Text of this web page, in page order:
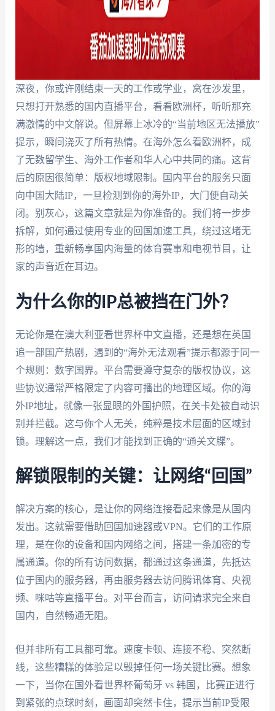
深夜，你或许刚结束一天的工作或学业，窝在沙发里，
只想打开熟悉的国内直播平台，看看欧洲杯，听听那充
满激情的中文解说。但屏幕上冰冷的“当前地区无法播放”
提示，瞬间浇灭了所有热情。在海外怎么看欧洲杯，成
了无数留学生、海外工作者和华人心中共同的痛。这背
后的原因很简单：版权地域限制。国内平台的服务只面
向中国大陆IP，一旦检测到你的海外IP，大门便自动关
闭。别灰心，这篇文章就是为你准备的。我们将一步步
拆解，如何通过使用专业的回国加速工具，绕过这堵无
形的墙，重新畅享国内海量的体育赛事和电视节目，让
家的声音近在耳边。
为什么你的IP总被挡在门外？
无论你是在澳大利亚看世界杯中文直播，还是想在英国
追一部国产热剧，遇到的“海外无法观看”提示都源于同一
个规则：数字国界。平台需要遵守复杂的版权协议，这
些协议通常严格限定了内容可播出的地理区域。你的海
外IP地址，就像一张显眼的外国护照，在关卡处被自动识
别并拦截。这与你个人无关，纯粹是技术层面的区域封
锁。理解这一点，我们才能找到正确的“通关文牒”。
解锁限制的关键：让网络“回国”
解决方案的核心，是让你的网络连接看起来像是从国内
发出。这就需要借助回国加速器或VPN。它们的工作原
理，是在你的设备和国内网络之间，搭建一条加密的专
属通道。你的所有访问数据，都通过这条通道，先抵达
位于国内的服务器，再由服务器去访问腾讯体育、央视
频、咪咕等直播平台。对平台而言，访问请求完全来自
国内，自然畅通无阻。
但并非所有工具都可靠。速度卡顿、连接不稳、突然断
线，这些糟糕的体验足以毁掉任何一场关键比赛。想象
一下，当你在国外看世界杯葡萄牙 vs 韩国，比赛正进行
到紧张的点球时刻，画面却突然卡住，提示当前IP受限